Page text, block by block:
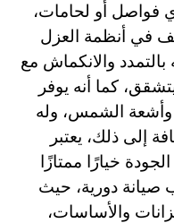
فواصل أو لحامات،
في أنظمة العزل
بالتمدد والانكماش مع
كما أنه يوفر
وأشعة الشمس، وله
إلى ذلك، يعتبر
خيارًا ممتازًا
صيانة دورية، حيث
والأساسات،